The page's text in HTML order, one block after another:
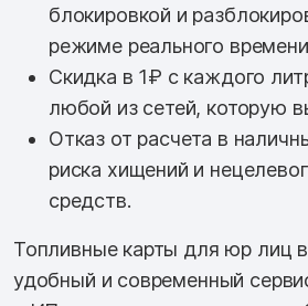
блокировкой и
режиме реального времени
Скидка в 1₽ с каждого
любой из сетей, которую
Отказ от расчета в
риска хищений и
средств.
Топливные карты для юр лиц
удобный и современный